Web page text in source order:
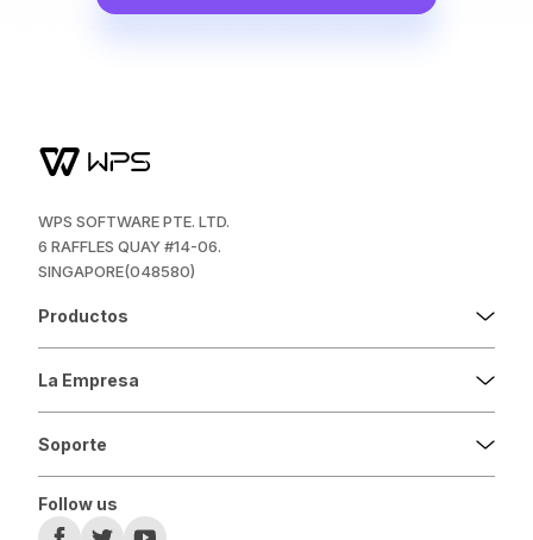
WPS SOFTWARE PTE. LTD.
6 RAFFLES QUAY #14-06.
SINGAPORE(048580)
Productos
La Empresa
Soporte
Follow us